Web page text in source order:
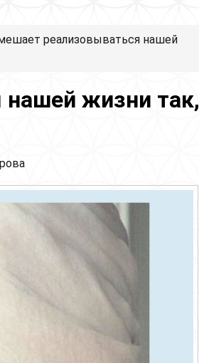
реализовываться нашей
жизни так,